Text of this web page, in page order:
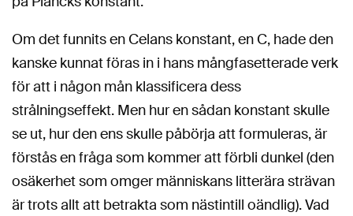
Om det funnits en Celans konstant, en C, hade den
kanske kunnat föras in i hans mångfasetterade verk
för att i någon mån klassificera dess
strålningseffekt. Men hur en sådan konstant skulle
se ut, hur den ens skulle påbörja att formuleras, är
förstås en fråga som kommer att förbli dunkel (den
osäkerhet som omger människans litterära strävan
är trots allt att betrakta som nästintill oändlig). Vad